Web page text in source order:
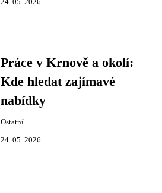
24. 05. 2026
Práce v Krnově a okolí:
Kde hledat zajímavé
nabídky
Ostatní
24. 05. 2026